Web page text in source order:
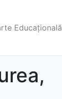
Educaţională